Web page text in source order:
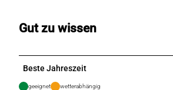
Gut zu wissen
Beste Jahreszeit
geeignet wetterabhängig